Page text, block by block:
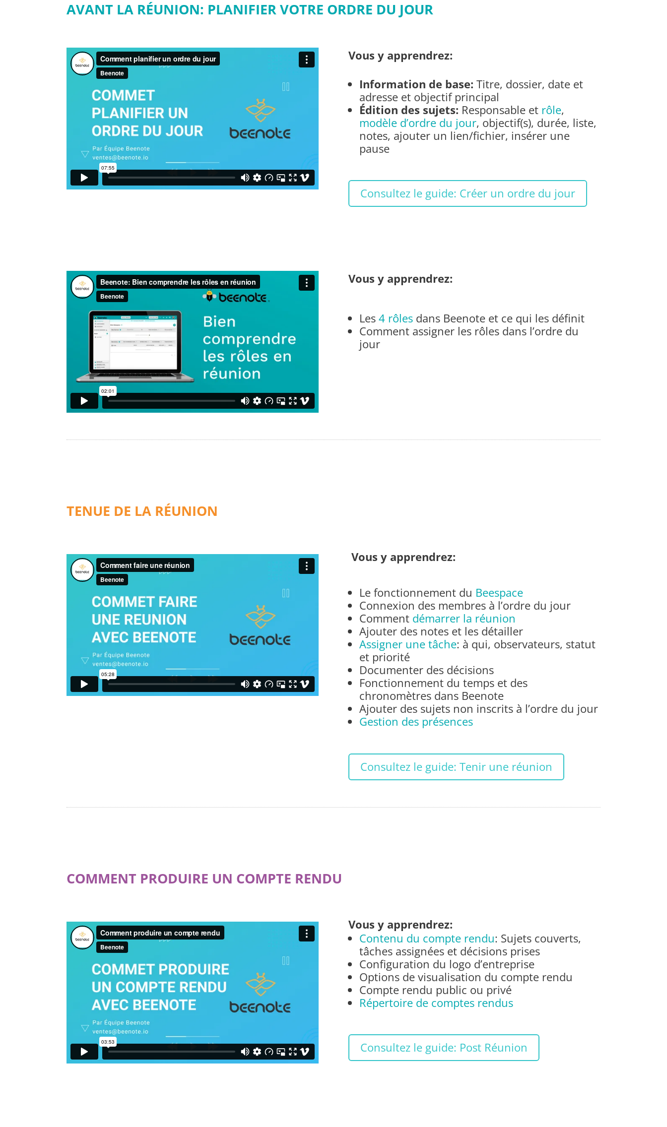
AVANT LA RÉUNION: PLANIFIER VOTRE ORDRE DU JOUR
Vous y apprendrez:
Information de base: Titre, dossier, date et
adresse et objectif principal
Édition des sujets: Responsable et rôle,
modèle d’ordre du jour, objectif(s), durée, liste,
notes, ajouter un lien/fichier, insérer une
pause
Consultez le guide: Créer un ordre du jour
Vous y apprendrez:
Les 4 rôlesdans Beenote et ce qui les définit
Comment assigner les rôles dans l’ordre du
jour
TENUE DE LA RÉUNION
Vous y apprendrez:
Le fonctionnement du Beespace
Connexion des membres à l’ordre du jour
Comment démarrer la réunion
Ajouter des notes et les détailler
Assigner une tâche: à qui, observateurs, statut
et priorité
Documenter des décisions
Fonctionnement du temps et des
chronomètres dans Beenote
Ajouter des sujets non inscrits à l’ordre du jour
Gestion des présences
Consultez le guide: Tenir une réunion
COMMENT PRODUIRE UN COMPTE RENDU
Vous y apprendrez:
Contenu du compte rendu: Sujets couverts,
tâches assignées et décisions prises
Configuration du logo d’entreprise
Options de visualisation du compte rendu
Compte rendu public ou privé
Répertoire de comptes rendus
Consultez le guide: Post Réunion